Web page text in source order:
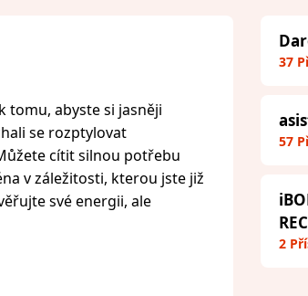
tomu, abyste si jasněji
se rozptylovat
cítit silnou potřebu
v záležitosti, kterou jste již
své energii, ale
37
57
2